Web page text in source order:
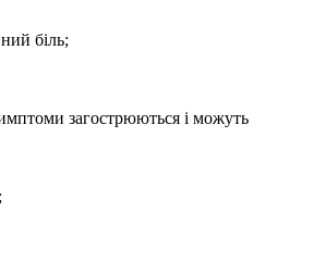
біль;
загострюються і можуть